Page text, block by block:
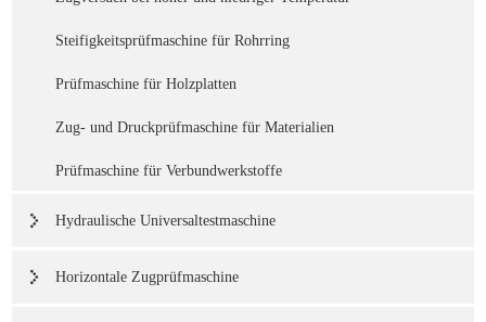
Steifigkeitsprüfmaschine für Rohrring
Prüfmaschine für Holzplatten
Zug- und Druckprüfmaschine für Materialien
Prüfmaschine für Verbundwerkstoffe
Hydraulische Universaltestmaschine
Horizontale Zugprüfmaschine